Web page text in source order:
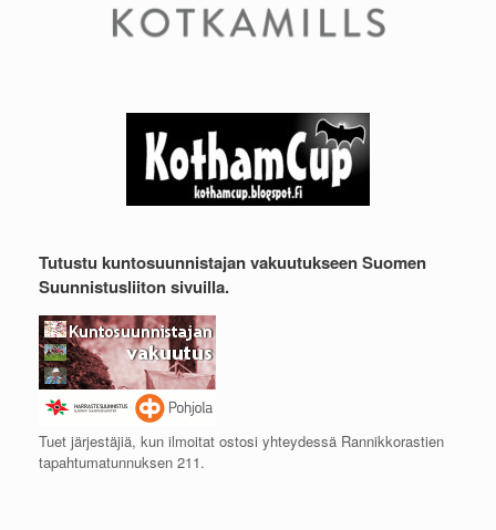
Tutustu kuntosuunnistajan vakuutukseen Suomen
Suunnistusliiton sivuilla.
Tuet järjestäjiä, kun ilmoitat ostosi yhteydessä Rannikkorastien
tapahtumatunnuksen 211.